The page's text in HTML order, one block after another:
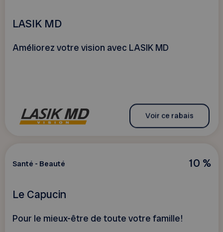
LASIK MD
Améliorez votre vision avec LASIK MD
Voir ce rabais
10 %
Santé - Beauté
Le Capucin
Pour le mieux-être de toute votre famille!